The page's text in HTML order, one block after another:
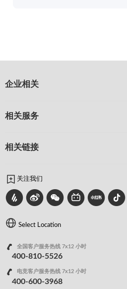
企业相关
相关服务
相关链接
关注我们
Select Location
全国客户服务热线 7x12 小时
400-810-5526
电竞客户服务热线 7x12 小时
400-600-3968